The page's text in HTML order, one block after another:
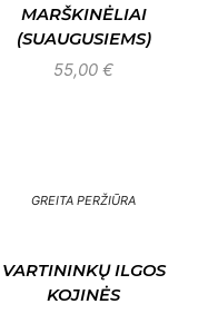
MARŠKINĖLIAI
(SUAUGUSIEMS)
55,00 €
GREITA PERŽIŪRA
VARTININKŲ ILGOS
KOJINĖS